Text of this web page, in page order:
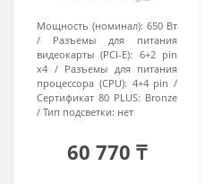
Мощность (номинал): 650 Вт
Разъемы для питания
видеокарты (PCI-E): 6+2 pin
x4
Разъемы для питания
процессора (CPU): 4+4 pin
Сертификат 80 PLUS: Bronze
Тип подсветки: нет
60 770 ₸